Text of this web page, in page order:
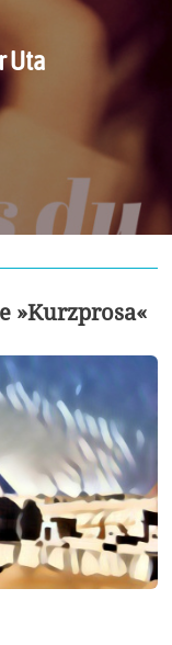
Uta
»Kurzprosa«